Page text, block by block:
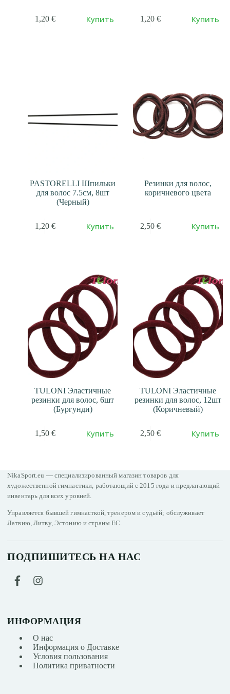
1,20 € Купить 1,20 € Купить
PASTORELLI Шпильки
для волос 7.5см, 8шт
(Черный)
1,20 € Купить
Резинки для волос,
коричневого цвета
2,50 € Купить
TULONI Эластичные
резинки для волос, 6шт
(Бургунди)
1,50 € Купить
TULONI Эластичные
резинки для волос, 12шт
(Коричневый)
2,50 € Купить
NikaSport.eu — специализированный магазин товаров для
художественной гимнастики, работающий с 2015 года и предлагающий
инвентарь для всех уровней.
Управляется бывшей гимнасткой, тренером и судьёй; обслуживает
Латвию, Литву, Эстонию и страны ЕС.
ПОДПИШИТЕСЬ НА НАС
ИНФОРМАЦИЯ
О нас
Информация о Доставке
Условия пользования
Политика приватности